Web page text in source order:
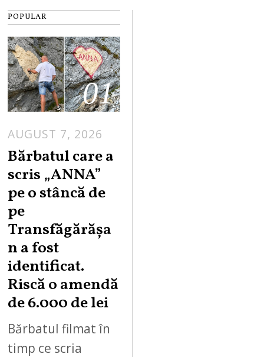
POPULAR
01
AUGUST 7, 2026
Bărbatul care a
scris „ANNA”
pe o stâncă de
pe
Transfăgărășa
n a fost
identificat.
Riscă o amendă
de 6.000 de lei
Bărbatul filmat în
timp ce scria